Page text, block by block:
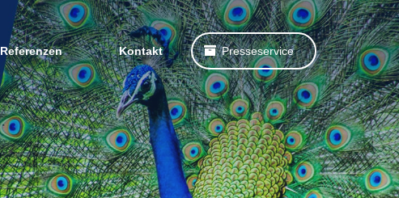
Referenzen Kontakt Presseservice